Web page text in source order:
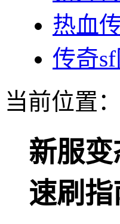
热血
传奇
当前位置：
新服
速刷指